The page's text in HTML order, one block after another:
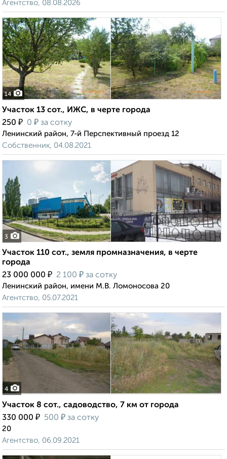
Агентство, 08.08.2026
14
Участок 13 сот., ИЖС, в черте города
250 ₽ 0 ₽ за сотку
Ленинский район, 7-й Перспективный проезд 12
Собственник, 04.08.2021
3
Участок 110 сот., земля промназначения, в черте
города
23 000 000 ₽ 2 100 ₽ за сотку
Ленинский район, имени М.В. Ломоносова 20
Агентство, 05.07.2021
4
Участок 8 сот., садоводство, 7 км от города
330 000 ₽ 500 ₽ за сотку
20
Агентство, 06.09.2021